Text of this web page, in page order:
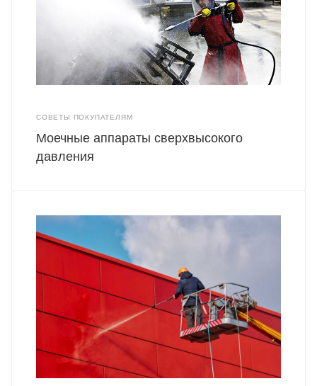
СОВЕТЫ ПОКУПАТЕЛЯМ
Моечные аппараты сверхвысокого
давления